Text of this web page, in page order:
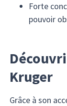
Forte
pouvoir
Kruger
Grâce à son